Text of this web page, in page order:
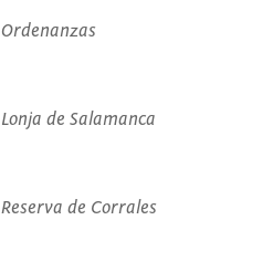
Ordenanzas
Lonja de Salamanca
Reserva de Corrales